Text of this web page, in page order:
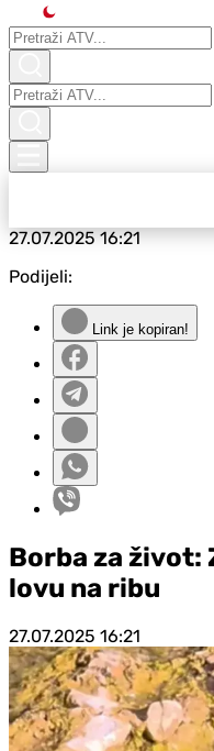
27.07.202516:21
Podijeli:
Link je kopiran!
Borba za život:
lovu na ribu
27.07.2025 16:21